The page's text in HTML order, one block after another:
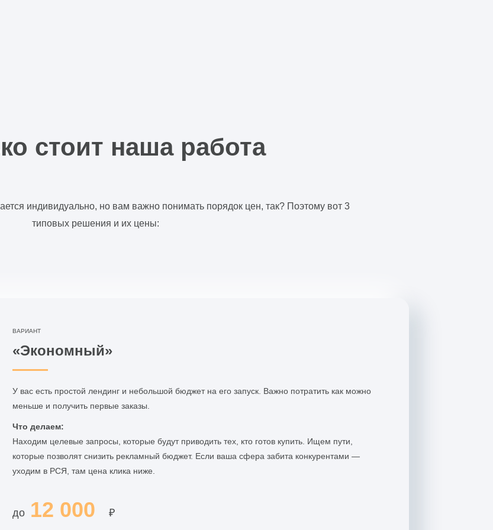
стоит наша работа
индивидуально, но вам важно понимать порядок цен, так? Поэтому вот 3
типовых решения и их цены:
ВАРИАНТ
«Экономный»
У вас есть простой лендинг и небольшой бюджет на его запуск. Важно потратить как можно
меньше и получить первые заказы.
Что делаем:
Находим целевые запросы, которые будут приводить тех, кто готов купить. Ищем пути,
которые позволят снизить рекламный бюджет. Если ваша сфера забита конкурентами —
уходим в РСЯ, там цена клика ниже.
12 000
до ₽